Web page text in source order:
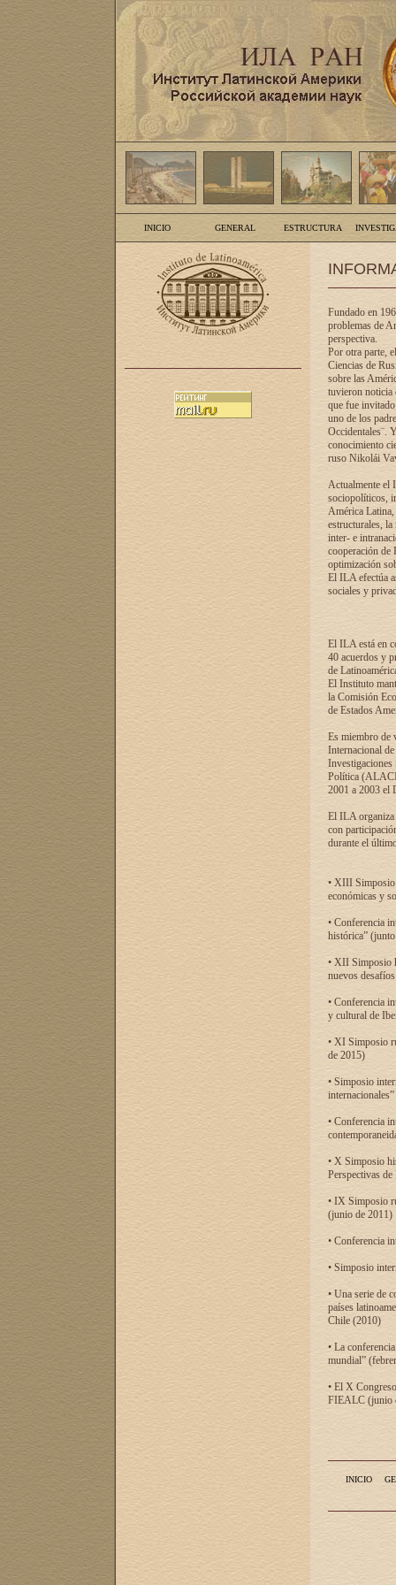
INICIO GENERAL ESTRUCTURA
Fundado en
problemas de
perspectiva.
Por otra parte,
Ciencias de
sobre las
tuvieron noticia
que fue
uno de los
Occidentales¨.
conocimiento
ruso Nikolái
Actualmente el
sociopolíticos,
América Latina,
estructurales,
inter- e
cooperación de
optimización
El ILA efectúa
sociales y
El ILA está en
40 acuerdos y
de
El Instituto
la Comisión
de Estados
Es miembro de
Internacional
Investigaciones
Política
2001 a 2003 el
El ILA organiza
con
durante el
• XIII Simposio
económicas y
• Conferencia
histórica”
• XII Simposio
nuevos
• Conferencia
y cultural de
• XI Simposio
de 2015)
• Simposio
• Conferencia
• X Simposio
Perspectivas
• IX Simposio
(junio de 2011)
• Conferencia
• Simposio
• Una serie de
países
Chile (2010)
• La
mundial”
• El X
FIEALC (junio
INICIO